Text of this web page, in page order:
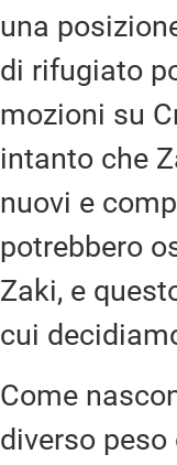
una
di rifugiato
mozioni su
intanto che
nuovi e
potrebbero
Zaki, e
cui
Come
diverso